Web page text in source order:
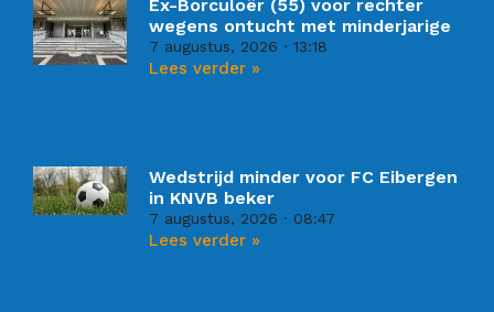
Ex-Borculoër (55) voor rechter
wegens ontucht met minderjarige
7 augustus, 2026 13:18
Lees verder »
Wedstrijd minder voor FC Eibergen
in KNVB beker
7 augustus, 2026 08:47
Lees verder »